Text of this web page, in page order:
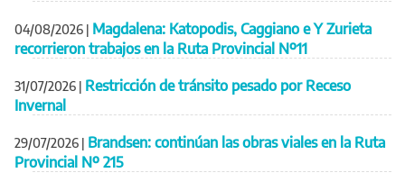
04/08/2026 | Magdalena: Katopodis, Caggiano e Y Zurieta
recorrieron trabajos en la Ruta Provincial Nº11
31/07/2026 | Restricción de tránsito pesado por Receso
Invernal
29/07/2026 | Brandsen: continúan las obras viales en la Ruta
Provincial Nº 215